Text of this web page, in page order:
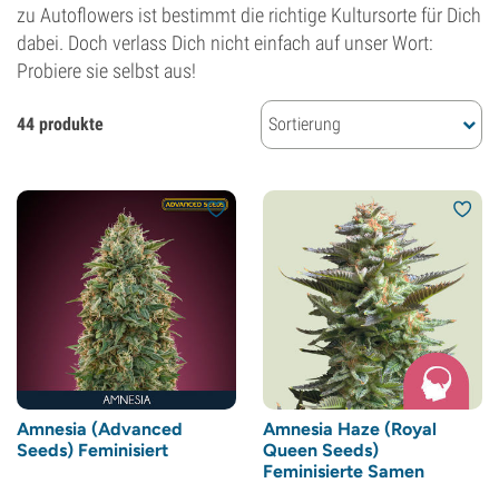
zu Autoflowers ist bestimmt die richtige Kultursorte für Dich
dabei. Doch verlass Dich nicht einfach auf unser Wort:
Probiere sie selbst aus!
44 produkte Sortierung
Amnesia (Advanced
Seeds) Feminisiert
Amnesia Haze (Royal
Queen Seeds)
Feminisierte Samen